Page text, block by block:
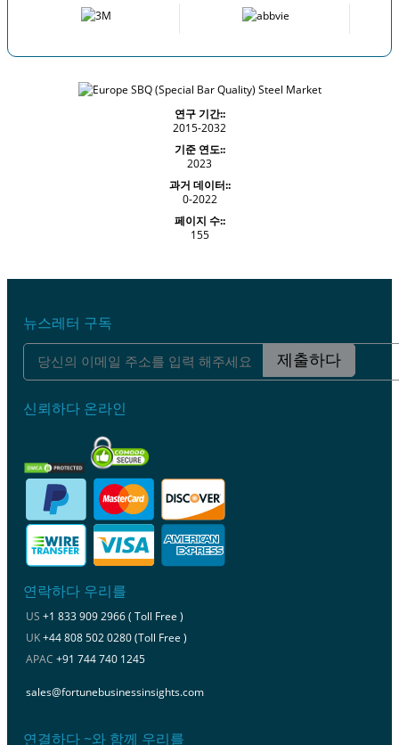
연구 기간::
2015-2032
기준 연도::
2023
과거 데이터::
0-2022
페이지 수::
155
뉴스레터 구독
제출하다
신뢰하다 온라인
연락하다 우리를
US +1 833 909 2966 ( Toll Free )
UK+44 808 502 0280 (Toll Free )
APAC +91 744 740 1245
sales@fortunebusinessinsights.com
연결하다 ~와 함께 우리를